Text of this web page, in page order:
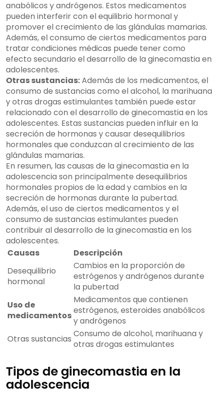
anabólicos y andrógenos. Estos medicamentos
pueden interferir con el equilibrio hormonal y
promover el crecimiento de las glándulas mamarias.
Además, el consumo de ciertos medicamentos para
tratar condiciones médicas puede tener como
efecto secundario el desarrollo de la ginecomastia en
adolescentes.
Otras sustancias:Además de los medicamentos, el
consumo de sustancias como el alcohol, la marihuana
y otras drogas estimulantes también puede estar
relacionado con el desarrollo de ginecomastia en los
adolescentes. Estas sustancias pueden influir en la
secreción de hormonas y causar desequilibrios
hormonales que conduzcan al crecimiento de las
glándulas mamarias.
En resumen, las causas de la ginecomastia en la
adolescencia son principalmente desequilibrios
hormonales propios de la edad y cambios en la
secreción de hormonas durante la pubertad.
Además, el uso de ciertos medicamentos y el
consumo de sustancias estimulantes pueden
contribuir al desarrollo de la ginecomastia en los
adolescentes.
Causas
Descripción
Desequilibrio
hormonal
Cambios en la proporción de
estrógenos y andrógenos durante
la pubertad
Uso de
medicamentos
Medicamentos que contienen
estrógenos, esteroides anabólicos
y andrógenos
Otras sustancias Consumo de alcohol, marihuana y
otras drogas estimulantes
Tipos de ginecomastia en la
adolescencia